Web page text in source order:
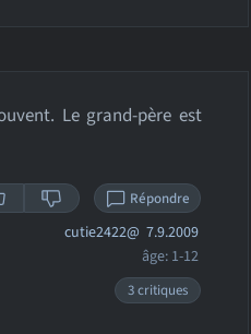
Le grand-père est
Répondre
cutie2422@ 7.9.2009
âge: 1-12
3 critiques